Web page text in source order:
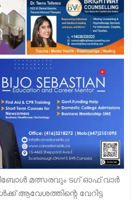
മത്സരവും ടഗ് ഓഫ് വാർ
ആവേശത്തിന്റെ വേറിട്ട